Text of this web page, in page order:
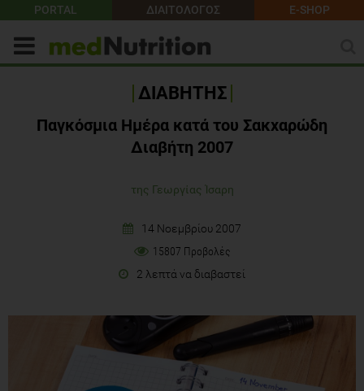
PORTAL ΔΙΑΙΤΟΛΟΓΟΣ E-SHOP
ΔΙΑΒΗΤΗΣ
Παγκόσμια Ημέρα κατά του Σακχαρώδη
Διαβήτη 2007
της Γεωργίας Ίσαρη
14 Νοεμβρίου 2007
15807 Προβολές
2 λεπτά να διαβαστεί